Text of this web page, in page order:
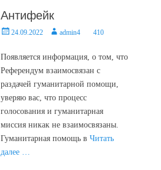
Антифейк
Posted24.09.2022 Authoradmin4 410
Появляется информация, о том, что
Референдум взаимосвязан с
раздачей гуманитарной помощи,
уверяю вас, что процесс
голосования и гуманитарная
миссия никак не взаимосвязаны.
Гуманитарная помощь вЧитать
далее …